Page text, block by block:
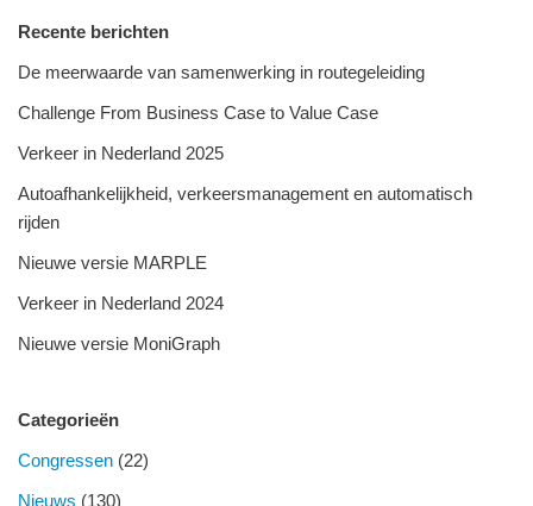
Recente berichten
De meerwaarde van samenwerking in routegeleiding
Challenge From Business Case to Value Case
Verkeer in Nederland 2025
Autoafhankelijkheid, verkeersmanagement en automatisch
rijden
Nieuwe versie MARPLE
Verkeer in Nederland 2024
Nieuwe versie MoniGraph
Categorieën
Congressen (22)
Nieuws (130)